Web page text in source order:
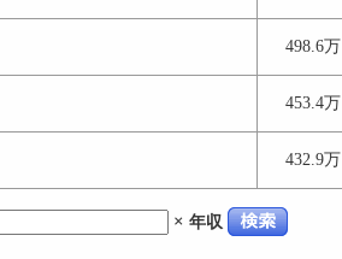
498.6万
453.4万
432.9万
× 年収